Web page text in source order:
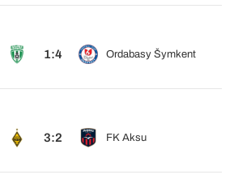
1:4 Ordabasy Šymkent
3:2 FK Aksu